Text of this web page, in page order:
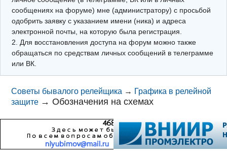
Фотохостинг
Телеграм
сообщениях на форуме) мне (администратору) с просьбой
одобрить заявку с указанием имени (ника) и адреса
электронной почты, на которую была регистрация.
2. Для восстановления доступа на форум можно также
обращаться по средствам личных сообщений в телеграмме
или ВК.
Советы бывалого релейщика → Графика в релейной
защите →Обозначения на схемах